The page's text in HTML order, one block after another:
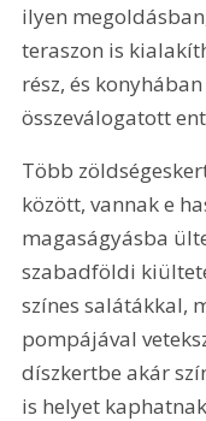
ilyen
teraszon is
rész, és
összeválogatott
Több
között, vannak e
magaságyásba
szabadföldi
színes salátákkal,
pompájával
díszkertbe akár
is helyet